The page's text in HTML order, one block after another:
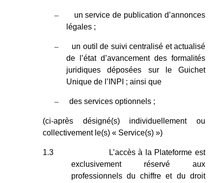
–
un service de publication d’annonces
légales ;
–
un outil de suivi centralisé et actualisé
de l’état d’avancement des formalités
juridiques déposées sur le Guichet
Unique de l’INPI ; ainsi que
– des services optionnels ;
(ci-après désigné(s) individuellement ou
collectivement le(s) « Service(s) »)
1.3
L’accès à la Plateforme est
exclusivement réservé aux
professionnels du chiffre et du droit